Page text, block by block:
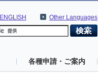
Other Languages
ENGLISH
各種申請・ご案内